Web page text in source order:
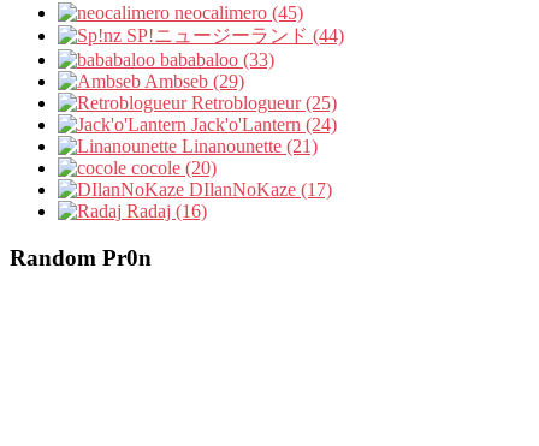
neocalimero (45)
SP!ニュージーランド (44)
bababaloo (33)
Ambseb (29)
Retroblogueur (25)
Jack'o'Lantern (24)
Linanounette (21)
cocole (20)
DIlanNoKaze (17)
Radaj (16)
Random Pr0n